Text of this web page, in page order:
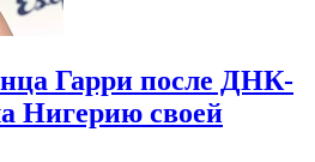
Гарри после ДНК-
Нигерию своей